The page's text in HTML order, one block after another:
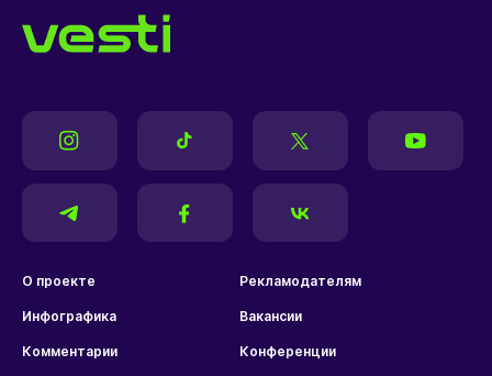
О проекте Рекламодателям
Инфографика Вакансии
Комментарии Конференции